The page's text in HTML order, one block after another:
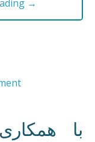
→
با